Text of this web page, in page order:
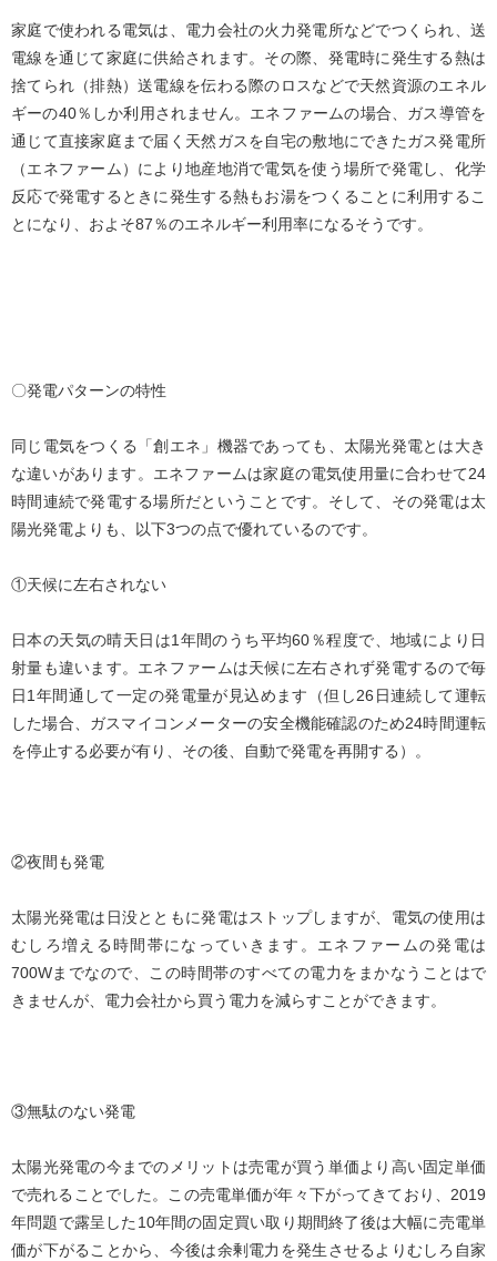
家庭で使われる電気は、電力会社の火力発電所などでつくられ、送
電線を通じて家庭に供給されます。その際、発電時に発生する熱は
捨てられ（排熱）送電線を伝わる際のロスなどで天然資源のエネル
ギーの40％しか利用されません。エネファームの場合、ガス導管を
通じて直接家庭まで届く天然ガスを自宅の敷地にできたガス発電所
（エネファーム）により地産地消で電気を使う場所で発電し、化学
反応で発電するときに発生する熱もお湯をつくることに利用するこ
とになり、およそ87％のエネルギー利用率になるそうです。
〇発電パターンの特性
同じ電気をつくる「創エネ」機器であっても、太陽光発電とは大き
な違いがあります。エネファームは家庭の電気使用量に合わせて24
時間連続で発電する場所だということです。そして、その発電は太
陽光発電よりも、以下3つの点で優れているのです。
①天候に左右されない
日本の天気の晴天日は1年間のうち平均60％程度で、地域により日
射量も違います。エネファームは天候に左右されず発電するので毎
日1年間通して一定の発電量が見込めます（但し26日連続して運転
した場合、ガスマイコンメーターの安全機能確認のため24時間運転
を停止する必要が有り、その後、自動で発電を再開する）。
②夜間も発電
太陽光発電は日没とともに発電はストップしますが、電気の使用は
むしろ増える時間帯になっていきます。エネファームの発電は
700Wまでなので、この時間帯のすべての電力をまかなうことはで
きませんが、電力会社から買う電力を減らすことができます。
③無駄のない発電
太陽光発電の今までのメリットは売電が買う単価より高い固定単価
で売れることでした。この売電単価が年々下がってきており、2019
年問題で露呈した10年間の固定買い取り期間終了後は大幅に売電単
価が下がることから、今後は余剰電力を発生させるよりむしろ自家